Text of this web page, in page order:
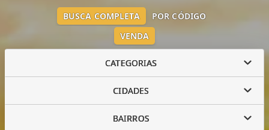
VENDA
BUSCA COMPLETA POR CÓDIGO
CATEGORIAS
CIDADES
BAIRROS